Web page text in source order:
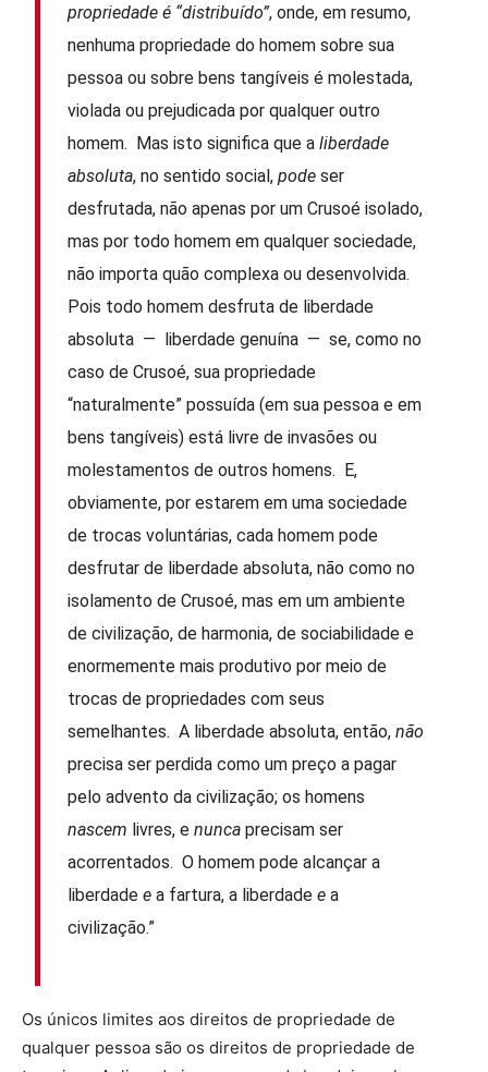
propriedade é “distribuído”, onde, em resumo,
nenhuma propriedade do homem sobre sua
pessoa ou sobre bens tangíveis é molestada,
violada ou prejudicada por qualquer outro
homem. Mas isto significa que aliberdade
absoluta, no sentido social,podeser
desfrutada, não apenas por um Crusoé isolado,
mas por todo homem em qualquer sociedade,
não importa quão complexa ou desenvolvida.
Pois todo homem desfruta de liberdade
absoluta — liberdade genuína — se, como no
caso de Crusoé, sua propriedade
“naturalmente” possuída (em sua pessoa e em
bens tangíveis) está livre de invasões ou
molestamentos de outros homens. E,
obviamente, por estarem em uma sociedade
de trocas voluntárias, cada homem pode
desfrutar de liberdade absoluta, não como no
isolamento de Crusoé, mas em um ambiente
de civilização, de harmonia, de sociabilidade e
enormemente mais produtivo por meio de
trocas de propriedades com seus
semelhantes. A liberdade absoluta, então,não
precisa ser perdida como um preço a pagar
pelo advento da civilização; os homens
nascem livres, e nunca precisam ser
acorrentados. O homem pode alcançar a
liberdadee a fartura, a liberdadee a
civilização.”
Os únicos limites aos direitos de propriedade de
qualquer pessoa são os direitos de propriedade de